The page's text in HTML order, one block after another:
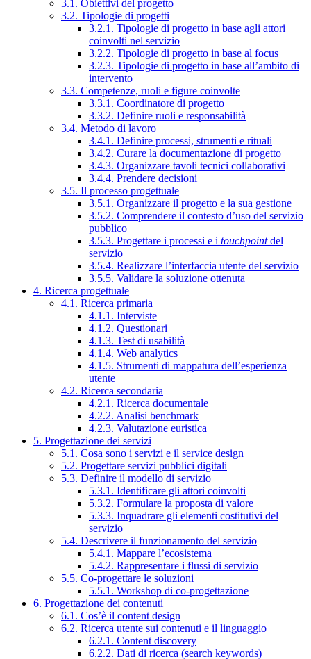
3.1. Obiettivi del progetto
3.2. Tipologie di progetti
3.2.1. Tipologie di progetto in base agli attori
coinvolti nel servizio
3.2.2. Tipologie di progetto in base al focus
3.2.3. Tipologie di progetto in base all’ambito di
intervento
3.3. Competenze, ruoli e figure coinvolte
3.3.1. Coordinatore di progetto
3.3.2. Definire ruoli e responsabilità
3.4. Metodo di lavoro
3.4.1. Definire processi, strumenti e rituali
3.4.2. Curare la documentazione di progetto
3.4.3. Organizzare tavoli tecnici collaborativi
3.4.4. Prendere decisioni
3.5. Il processo progettuale
3.5.1. Organizzare il progetto e la sua gestione
3.5.2. Comprendere il contesto d’uso del servizio
pubblico
3.5.3. Progettare i processi e i touchpointdel
servizio
3.5.4. Realizzare l’interfaccia utente del servizio
3.5.5. Validare la soluzione ottenuta
4. Ricerca progettuale
4.1. Ricerca primaria
4.1.1. Interviste
4.1.2. Questionari
4.1.3. Test di usabilità
4.1.4. Web analytics
4.1.5. Strumenti di mappatura dell’esperienza
utente
4.2. Ricerca secondaria
4.2.1. Ricerca documentale
4.2.2. Analisi benchmark
4.2.3. Valutazione euristica
5. Progettazione dei servizi
5.1. Cosa sono i servizi e il service design
5.2. Progettare servizi pubblici digitali
5.3. Definire il modello di servizio
5.3.1. Identificare gli attori coinvolti
5.3.2. Formulare la proposta di valore
5.3.3. Inquadrare gli elementi costitutivi del
servizio
5.4. Descrivere il funzionamento del servizio
5.4.1. Mappare l’ecosistema
5.4.2. Rappresentare i flussi di servizio
5.5. Co-progettare le soluzioni
5.5.1. Workshop di co-progettazione
6. Progettazione dei contenuti
6.1. Cos’è il content design
6.2. Ricerca utente sui contenuti e il linguaggio
6.2.1. Content discovery
6.2.2. Dati di ricerca (search keywords)